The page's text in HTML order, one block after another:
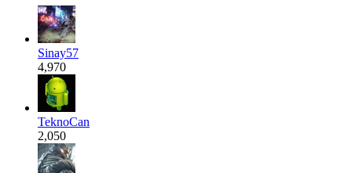
Sinay57
4,970
TeknoCan
2,050